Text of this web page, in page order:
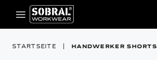
Zum Inhalt springen
STARTSEITE HANDWERKER SHORTS